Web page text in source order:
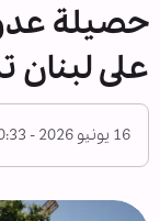
حصيلة
على لبنان ترتفع
16 يونيو 2026 - 20:33